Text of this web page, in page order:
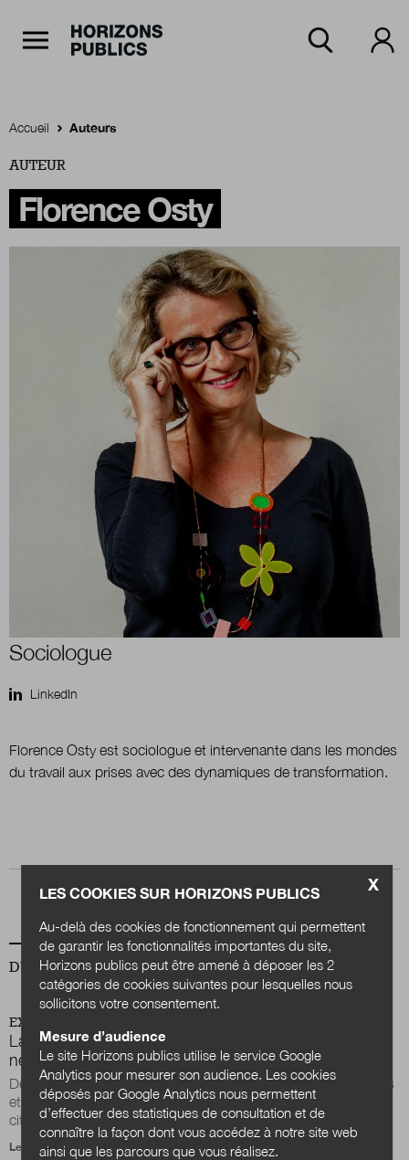
Accueil
Rubriques
Numéros
Boutique
Qui sommes-nous ?
Nous contacter
Newsletter
sur Twittersur LinkedIn
sur
Accueil Auteurs
AUTEUR
Florence Osty
Sociologue
LinkedIn
Florence Osty est sociologue et intervenante dans les mondes
du travail aux prises avec des dynamiques de transformation.
DU MÊME AUTEUR
EXPERTISES
La mise en dialogue des acteurs : visée, butée ou
nécessité face aux enjeux de transition ?
Depuis son origine, le programme des transitions écologiques
et sociales (TES) fait de la mobilisation des acteurs et des
citoyens un chemin de...
Le 16 mai 2024
X
LES COOKIES SUR HORIZONS PUBLICS
Au-delà des cookies de fonctionnement qui permettent
de garantir les fonctionnalités importantes du site,
Horizons publics peut être amené à déposer les 2
catégories de cookies suivantes pour lesquelles nous
sollicitons votre consentement.
Mesure d’audience
Le site Horizons publics utilise le service Google
Analytics pour mesurer son audience. Les cookies
déposés par Google Analytics nous permettent
d’effectuer des statistiques de consultation et de
connaître la façon dont vous accédez à notre site web
ainsi que les parcours que vous réalisez.